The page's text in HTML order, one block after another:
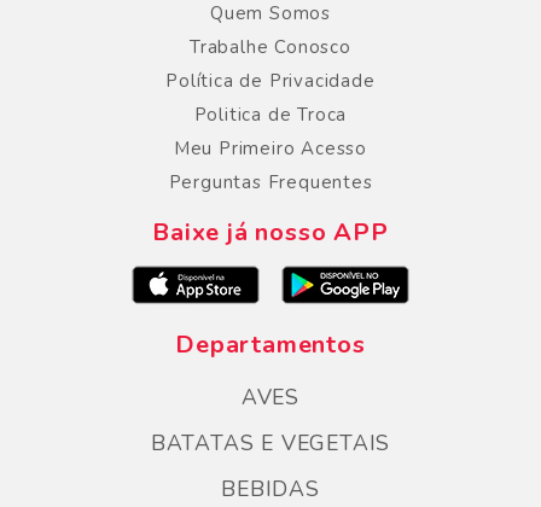
Quem Somos
Trabalhe Conosco
Política de Privacidade
Politica de Troca
Meu Primeiro Acesso
Perguntas Frequentes
Baixe já nosso APP
Departamentos
AVES
BATATAS E VEGETAIS
BEBIDAS